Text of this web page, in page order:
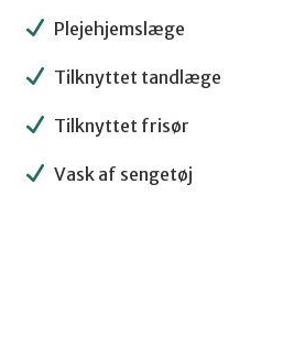
Plejehjemslæge
Tilknyttet tandlæge
Tilknyttet frisør
Vask af sengetøj